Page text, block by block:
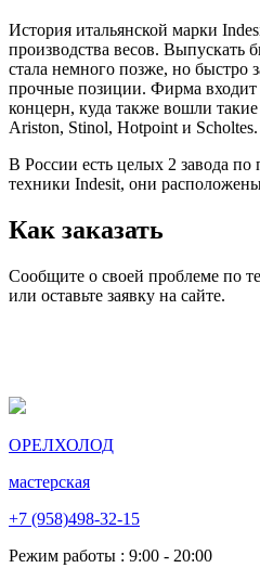
История итальянской марки
производства весов. Выпускать
стала немного позже, но быстро
прочные позиции. Фирма
концерн, куда также вошли
Ariston, Stinol, Hotpoint и Scholtes.
В России есть целых 2 завода по
техники Indesit, они
Как заказать
Сообщите о своей проблеме по
или оставьте заявку на сайте.
ОРЕЛХОЛОД
мастерская
+7 (958)498-32-15
Режим работы : 9:00 - 20:00